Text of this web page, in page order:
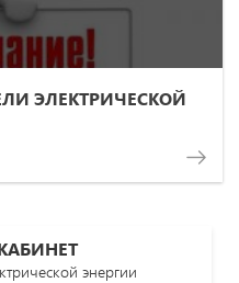
ЭЛЕКТРИЧЕСКОЙ
энергии